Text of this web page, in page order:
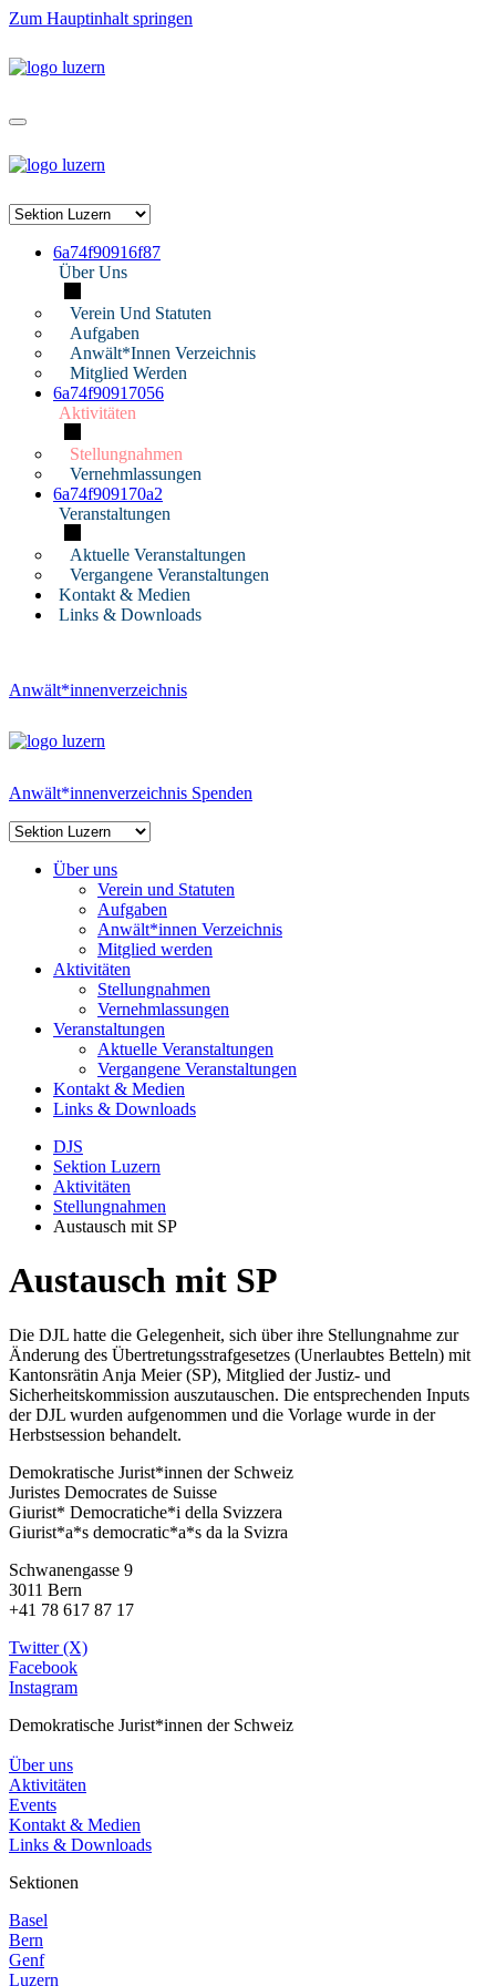
Zum Hauptinhalt springen
6a74f90916f87
Über Uns
Verein Und Statuten
Aufgaben
Anwält*innen Verzeichnis
Mitglied Werden
6a74f90917056
Aktivitäten
Stellungnahmen
Vernehmlassungen
6a74f909170a2
Veranstaltungen
Aktuelle Veranstaltungen
Vergangene Veranstaltungen
Kontakt & Medien
Links & Downloads
Anwält*innenverzeichnis
Anwält*innenverzeichnis Spenden
Über uns
Verein und Statuten
Aufgaben
Anwält*innen Verzeichnis
Mitglied werden
Aktivitäten
Stellungnahmen
Vernehmlassungen
Veranstaltungen
Aktuelle Veranstaltungen
Vergangene Veranstaltungen
Kontakt & Medien
Links & Downloads
DJS
Sektion Luzern
Aktivitäten
Stellungnahmen
Austausch mit SP
Austausch mit SP
Die DJL hatte die Gelegenheit, sich über ihre Stellungnahme zur
Änderung des Übertretungsstrafgesetzes (Unerlaubtes Betteln) mit
Kantonsrätin Anja Meier (SP), Mitglied der Justiz- und
Sicherheitskommission auszutauschen. Die entsprechenden Inputs
der DJL wurden aufgenommen und die Vorlage wurde in der
Herbstsession behandelt.
Demokratische Jurist*innen der Schweiz
Juristes Democrates de Suisse
Giurist* Democratiche*i della Svizzera
Giurist*a*s democratic*a*s da la Svizra
Schwanengasse 9
3011 Bern
+41 78 617 87 17
Twitter (X)
Facebook
Instagram
Demokratische Jurist*innen der Schweiz
Über uns
Aktivitäten
Events
Kontakt & Medien
Links & Downloads
Sektionen
Basel
Bern
Genf
Luzern